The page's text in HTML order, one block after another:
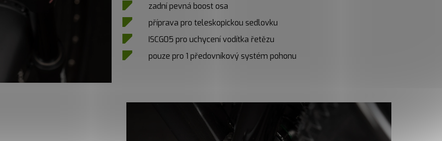
zadní pevná boost osa
příprava pro teleskopickou sedlovku
ISCG05 pro uchycení vodítka řetězu
pouze pro 1 předovníkový systém pohonu